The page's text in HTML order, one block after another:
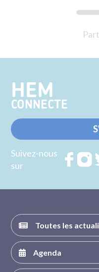
HEM
CONNECTE
Suivez-nous
sur
Toutes les
Agenda